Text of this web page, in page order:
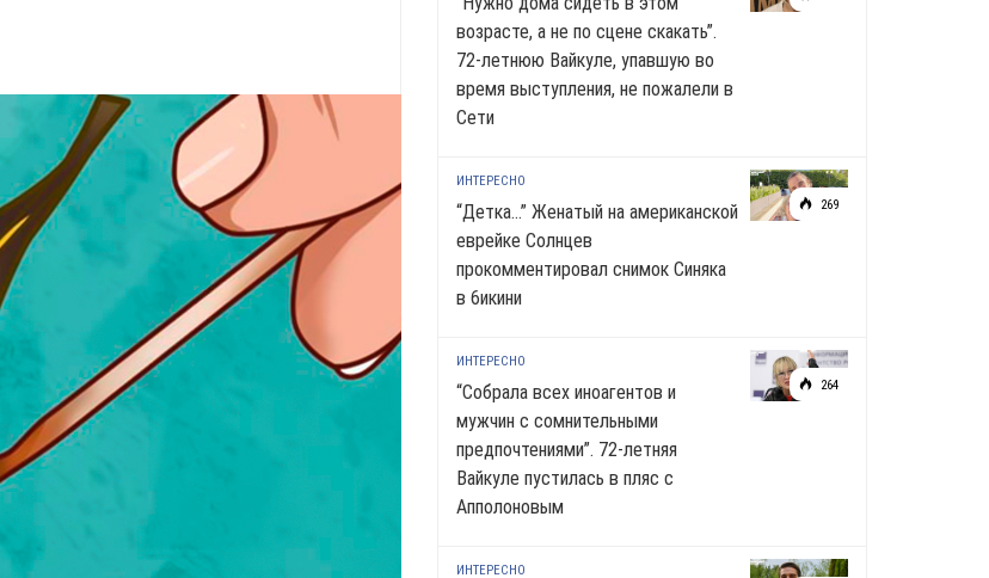
возрасте, а не по сцене скакать”.
72-летнюю Вайкуле, упавшую во
время выступления, не пожалели в
Сети
269
ИНТЕРЕСНО
“Детка…” Женатый на американской
еврейке Солнцев
прокомментировал снимок Синяка
в 6икини
264
ИНТЕРЕСНО
“Собрала всех иноагентов и
мужчин с сомнительными
предпочтениями”. 72-летняя
Вайкуле пустилась в пляс с
Апполоновым
ИНТЕРЕСНО